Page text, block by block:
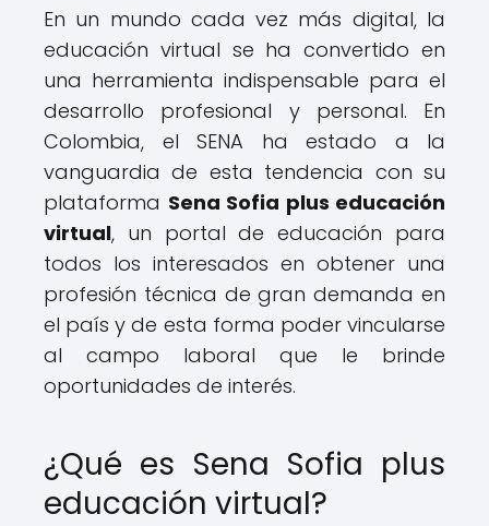
En un mundo cada vez más digital, la
educación virtual se ha convertido en
una herramienta indispensable para el
desarrollo profesional y personal. En
Colombia, el SENA ha estado a la
vanguardia de esta tendencia con su
plataforma Sena Sofia plus educación
virtual, un portal de educación para
todos los interesados en obtener una
profesión técnica de gran demanda en
el país y de esta forma poder vincularse
al campo laboral que le brinde
oportunidades de interés.
¿Qué es Sena Sofia plus
educación virtual?